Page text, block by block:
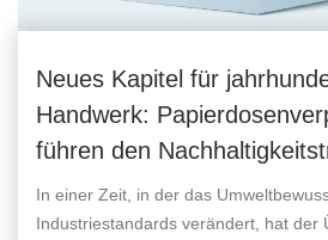
Neues Kapitel für
Handwerk:
führen den
In einer Zeit, in der das
Industriestandards verändert, hat der